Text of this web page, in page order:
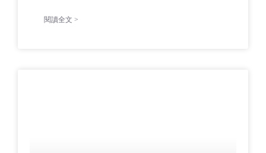
閱讀全文 >